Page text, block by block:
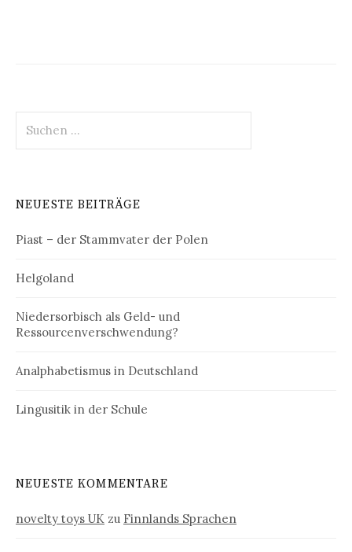
nach:
NEUESTE BEITRÄGE
Piast – der Stammvater der Polen
Helgoland
Niedersorbisch als Geld- und
Ressourcenverschwendung?
Analphabetismus in Deutschland
Lingusitik in der Schule
NEUESTE KOMMENTARE
novelty toys UK zu Finnlands Sprachen